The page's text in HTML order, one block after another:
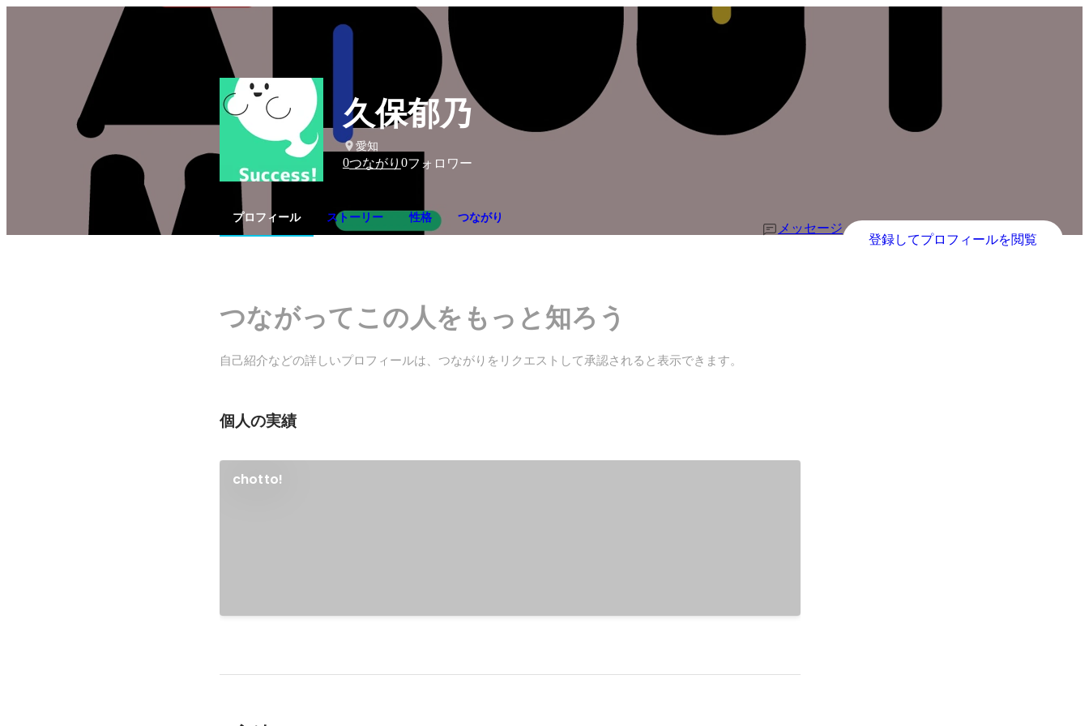
久保郁乃
愛知
0つながり 0フォロワー
プロフィール ストーリー 性格 つながり
メッセージ
登録してプロフィールを閲覧
つながってこの人をもっと知ろう
自己紹介などの詳しいプロフィールは、つながりをリクエストして承認されると表示できます。
個人の実績
chotto!